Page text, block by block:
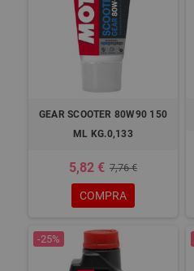
GEAR SCOOTER 80W90 150
ML KG.0,133
5,82 € 7,76 €
COMPRA
-25%